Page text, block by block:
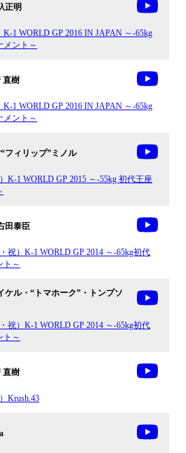
正明
K-1 WORLD GP 2016 IN JAPAN ～-65kg
メント～
直樹
K-1 WORLD GP 2016 IN JAPAN ～-65kg
メント～
フィリップ”ミノル
K-1 WORLD GP 2015 ～-55kg 初代王座
田泰臣
祝）K-1 WORLD GP 2014 ～-65kg初代
ト～
ケル・“トマホーク”・トンプソ
祝）K-1 WORLD GP 2014 ～-65kg初代
ト～
直樹
Krush.43